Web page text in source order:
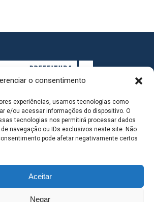
o consentimento
experiências, usamos tecnologias como
e/ou acessar informações do dispositivo. O
tecnologias nos permitirá processar dados
navegação ou IDs exclusivos neste site. Não
pode afetar negativamente certos
Aceitar
Negar MUNICIPAL - Avenida